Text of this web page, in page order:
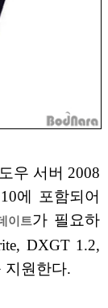
우 서버 2008
에 포함되어
이트가 필요하
DXGT 1.2,
지원한다.